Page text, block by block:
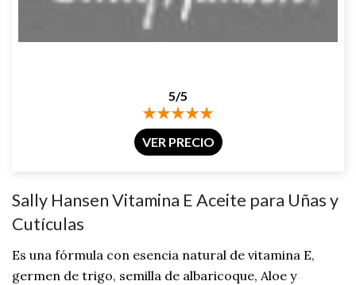
5/5
VER PRECIO
Sally Hansen Vitamina E Aceite para Uñas y
Cutículas
Es una fórmula con esencia natural de vitamina E,
germen de trigo, semilla de albaricoque, Aloe y